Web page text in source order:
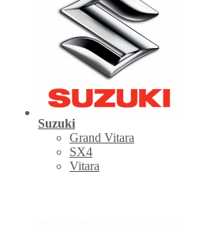
Suzuki
Grand Vitara
SX4
Vitara